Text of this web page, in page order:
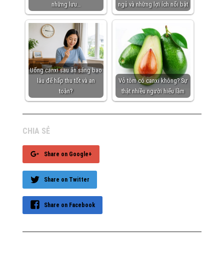
những lưu…
ngủ và những lợi ích nổi bật
Uống canxi sau ăn sáng bao
lâu để hấp thu tốt và an
toàn?
Vỏ tôm có canxi không? Sự
thật nhiều người hiểu lầm
CHIA SẺ
Share on Google+
Share on Twitter
Share on Facebook